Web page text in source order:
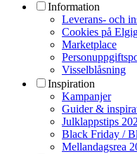
Information
Leverans- och
Cookies på
Marketplace
Visselblåsning
Inspiration
Kampanjer
Guider &
Julklappstips
Black Friday /
Mellandagsrea